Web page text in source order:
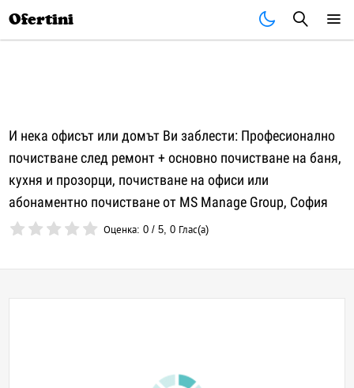
Ofertini
И нека офисът или домът Ви заблести: Професионално
почистване след ремонт + основно почистване на баня,
кухня и прозорци, почистване на офиси или
абонаментно почистване от MS Manage Group, София
Оценка:0 /5,0 Глас(а)